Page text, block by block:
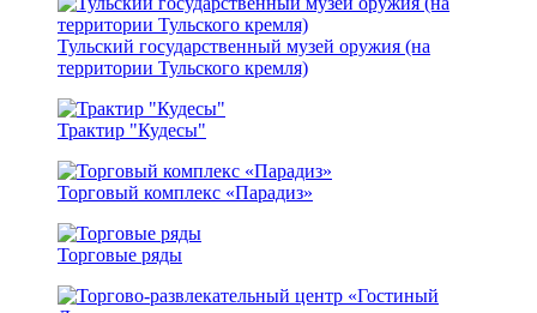
Тульский государственный музей оружия (на
территории Тульского кремля)
Трактир "Кудесы"
Торговый комплекс «Парадиз»
Торговые ряды